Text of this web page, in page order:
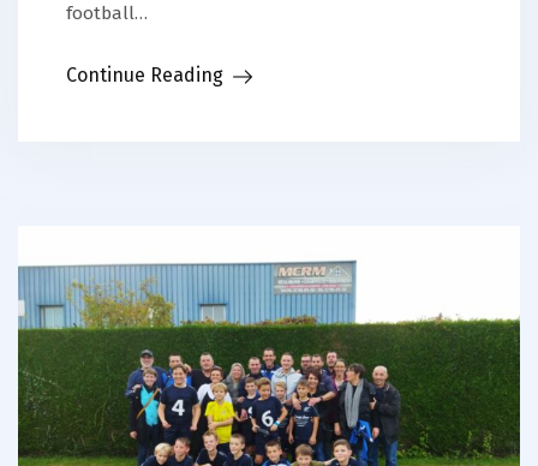
football…
Continue Reading